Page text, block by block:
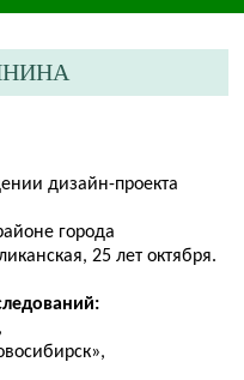
дизайн-проекта
города
25 лет октября.